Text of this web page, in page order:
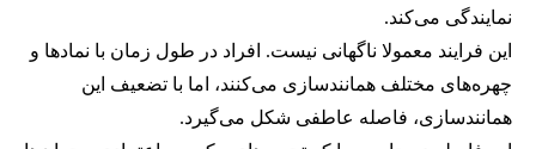
نمایندگی می‌کند.
این فرایند معمولا ناگهانی نیست. افراد در طول زمان با نمادها و
چهره‌های مختلف همانندسازی می‌کنند، اما با تضعیف این
همانندسازی، فاصله عاطفی شکل می‌گیرد.